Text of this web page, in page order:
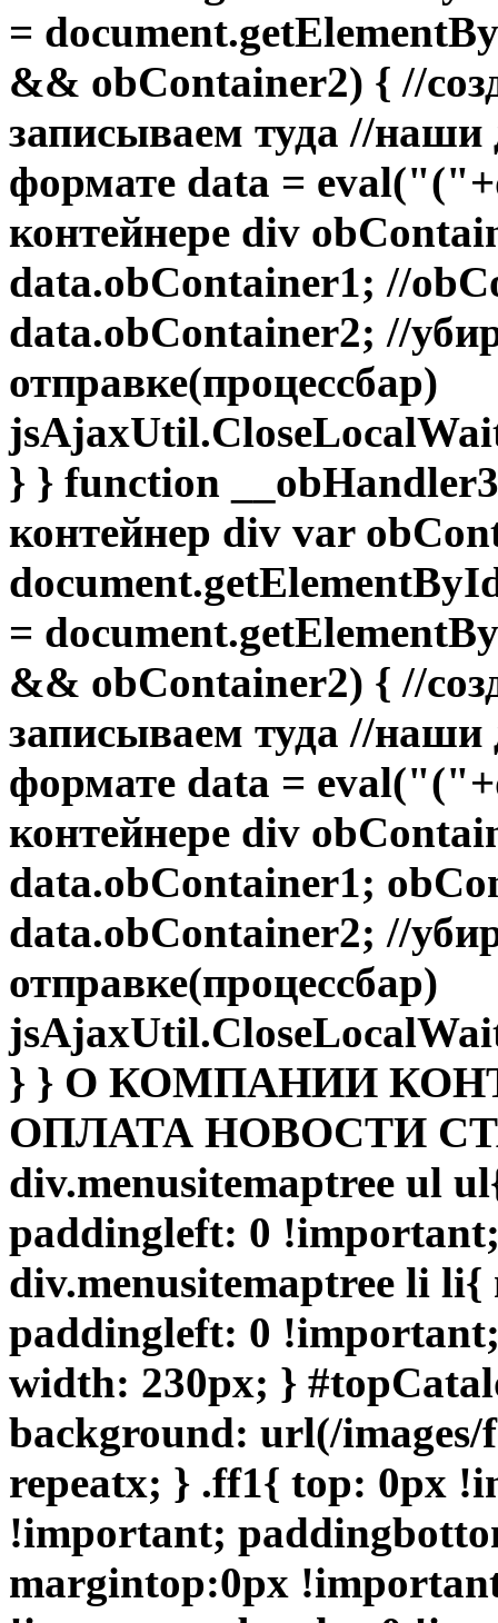
=
&& obContainer2) { //
записываем туда //
формате data =
контейнере div
data.obContainer1; //
data.obContainer2; //
отправке(процессбар)
} } function
контейнер div var
=
&& obContainer2) { //
записываем туда //
формате data =
контейнере div
data.obContainer1;
data.obContainer2; //
отправке(процессбар)
} } О КОМПАНИИ
ОПЛАТА НОВОСТИ
div.menusitemaptree ul
paddingleft: 0
div.menusitemaptree li
paddingleft: 0
width: 230px; }
background: url(/
repeatx; } .ff1{ top: 0px
!important;
margintop:0px